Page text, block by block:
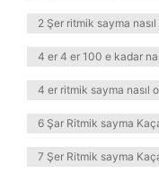
2 Şer ritmik sayma nasıl
4 er 4 er 100 e kadar
4 er ritmik sayma nasıl
6 Şar Ritmik sayma
7 Şer Ritmik sayma